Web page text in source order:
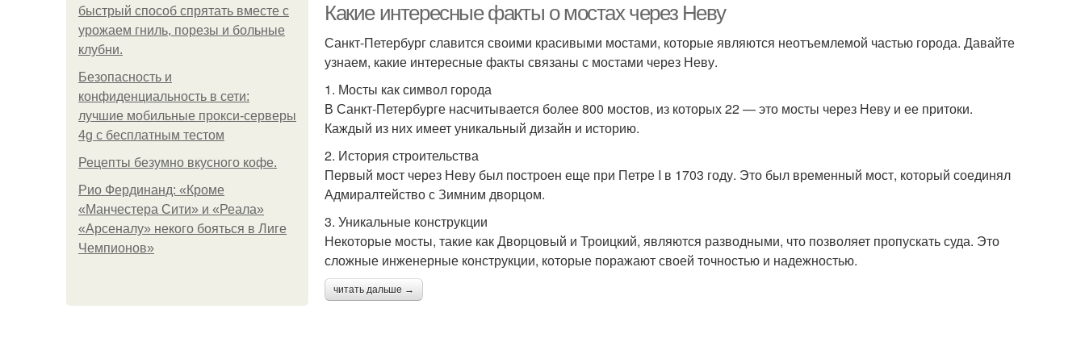
быстрый способ спрятать вместе с
урожаем гниль, порезы и больные
клубни.
Безопасность и
конфиденциальность в сети:
лучшие мобильные прокси-серверы
4g с бесплатным тестом
Рецепты безумно вкусного кофе.
Рио Фердинанд: «Кроме
«Манчестера Сити» и «Реала»
«Арсеналу» некого бояться в Лиге
Чемпионов»
Какие интересные факты о мостах через Неву
Санкт-Петербург славится своими красивыми мостами, которые являются неотъемлемой частью города. Давайте
узнаем, какие интересные факты связаны с мостами через Неву.
1. Мосты как символ города
В Санкт-Петербурге насчитывается более 800 мостов, из которых 22 — это мосты через Неву и ее притоки.
Каждый из них имеет уникальный дизайн и историю.
2. История строительства
Первый мост через Неву был построен еще при Петре I в 1703 году. Это был временный мост, который соединял
Адмиралтейство с Зимним дворцом.
3. Уникальные конструкции
Некоторые мосты, такие как Дворцовый и Троицкий, являются разводными, что позволяет пропускать суда. Это
сложные инженерные конструкции, которые поражают своей точностью и надежностью.
читать дальше →